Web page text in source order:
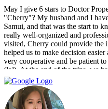
May I give 6 stars to Doctor
"Cherry"? My husband and I
Samui, and that was the start to
really well-organized and
visited, Cherry could provide
helped us to make decision
very cooperative and be patient
(lol). At the end of the trips, we
from Cherry and Doctor
friend and surely if we have a
and Doctor Property will be one
Bella & Tom